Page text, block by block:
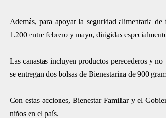
Además, para apoyar la seguridad alimentaria
1.200 entre febrero y mayo, dirigidas
Las canastas incluyen productos perecederos y
se entregan dos bolsas de Bienestarina de 900
Con estas acciones, Bienestar Familiar y el
niños en el país.